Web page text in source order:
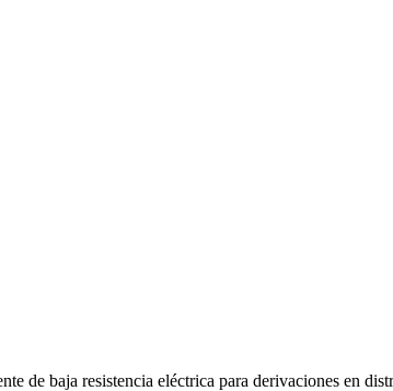
de baja resistencia eléctrica para derivaciones en